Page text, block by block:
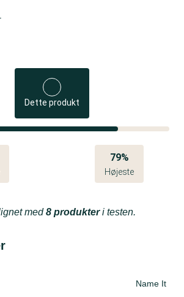
Dette produkt
79%
Højeste
med8 produkteri testen.
Name It